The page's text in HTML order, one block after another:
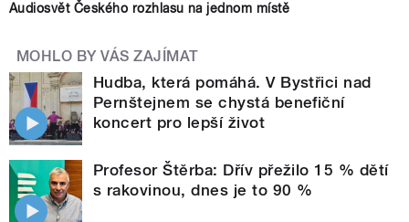
Audiosvět Českého rozhlasu na jednom místě
MOHLO BY VÁS ZAJÍMAT
Hudba, která pomáhá. V Bystřici nad
Pernštejnem se chystá benefiční
koncert pro lepší život
Profesor Štěrba: Dřív přežilo 15 % dětí
s rakovinou, dnes je to 90 %